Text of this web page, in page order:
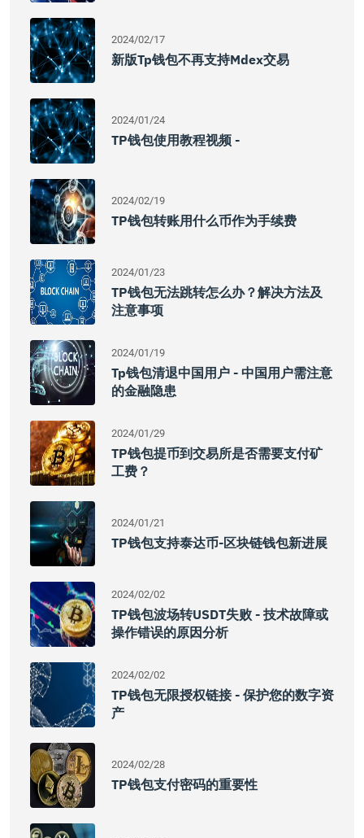
2024/02/17
新版tp钱包不再支持mdex交易
2024/01/24
TP钱包使用教程视频 -
2024/02/19
TP钱包转账用什么币作为手续费
2024/01/23
TP钱包无法跳转怎么办？解决方法及
注意事项
2024/01/19
Tp钱包清退中国用户 - 中国用户需注意
的金融隐患
2024/01/29
TP钱包提币到交易所是否需要支付矿
工费？
2024/01/21
TP钱包支持泰达币-区块链钱包新进展
2024/02/02
TP钱包波场转USDT失败 - 技术故障或
操作错误的原因分析
2024/02/02
TP钱包无限授权链接 - 保护您的数字资
产
2024/02/28
TP钱包支付密码的重要性